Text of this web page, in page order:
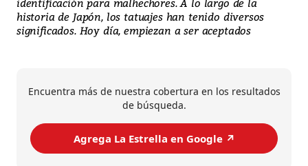
identificación para malhechores. A lo largo de la
historia de Japón, los tatuajes han tenido diversos
significados. Hoy día, empiezan a ser aceptados
Encuentra más de nuestra cobertura en los resultados
de búsqueda.
Agrega La Estrella en Google ↗️